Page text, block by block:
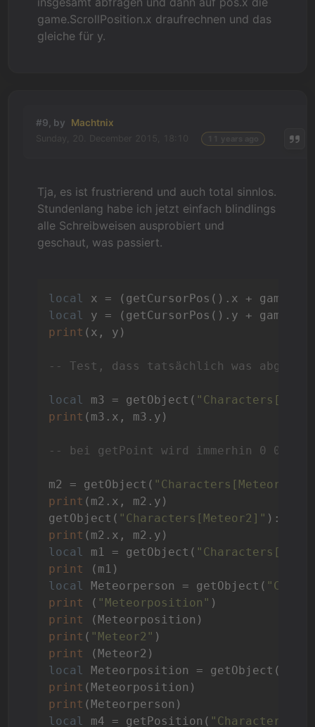
game.ScrollPosition.x draufrechnen und das
gleiche für y.
#9, by Machtnix
Tja, es ist frustrierend und auch total sinnlos.
Stundenlang habe ich jetzt einfach blindlings
alle Schreibweisen ausprobiert und
geschaut, was passiert.
local
local
print (x, y)
-- Test, dass tatsächlich was
local m3 = getObject(
print (m3.x, m3.y)
-- bei getPoint wird immerhin 0 0
m2 = getObject( "Characters[Meteor2]"
print (m2.x, m2.y)
getObject( "Characters[Meteor2]"
print
local
m1 = getObject(
print
local
Meteorperson = getObject(
print
( "Meteorposition"
print
print ( "Meteor2"
print
local
Meteorposition = getObject(
print
print
local
m4 = getPosition(